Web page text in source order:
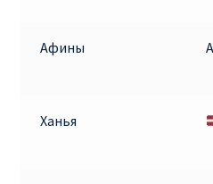
ПРАВИЛА RYANAIR В
Афины
Ханья